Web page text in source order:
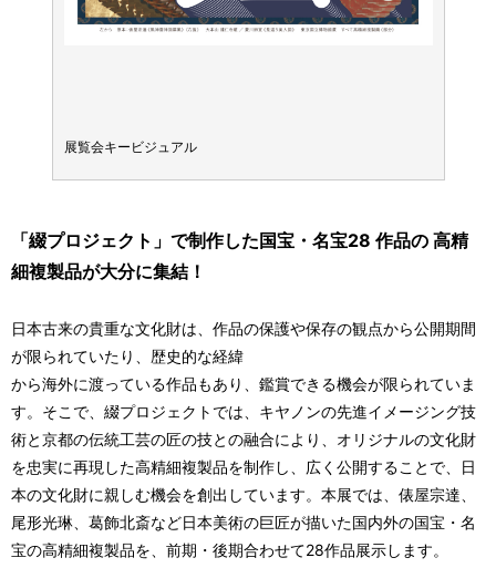
展覧会キービジュアル
「綴プロジェクト」で制作した国宝・名宝28 作品の 高精
細複製品が大分に集結！
日本古来の貴重な文化財は、作品の保護や保存の観点から公開期間
が限られていたり、歴史的な経緯
から海外に渡っている作品もあり、鑑賞できる機会が限られていま
す。そこで、綴プロジェクトでは、キヤノンの先進イメージング技
術と京都の伝統工芸の匠の技との融合により、オリジナルの文化財
を忠実に再現した高精細複製品を制作し、広く公開することで、日
本の文化財に親しむ機会を創出しています。本展では、俵屋宗達、
尾形光琳、葛飾北斎など日本美術の巨匠が描いた国内外の国宝・名
宝の高精細複製品を、前期・後期合わせて28作品展示します。